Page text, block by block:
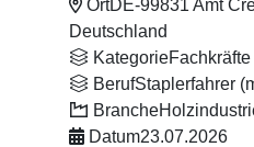
OrtDE-99831 Amt
Deutschland
KategorieFachkräfte
BerufStaplerfahrer
Branche
Datum23.07.2026